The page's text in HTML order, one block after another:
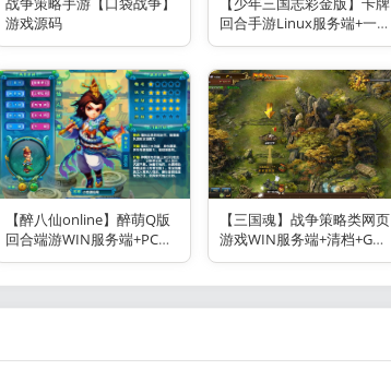
游戏源码
回合手游Linux服务端+一键
搭建脚本+GM后台+安卓
【醉八仙online】醉萌Q版
回合端游WIN服务端+PC客
户端+GM工具+架设教程
【三国魂】战争策略类网页
游戏WIN服务端+清档+GM
工具+架设教程